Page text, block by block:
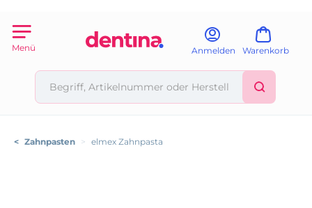
Menü Anmelden Warenkorb
< Zahnpasten > elmex Zahnpasta